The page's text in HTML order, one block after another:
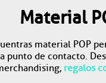
Material
material POP
punto de contacto.
regalos